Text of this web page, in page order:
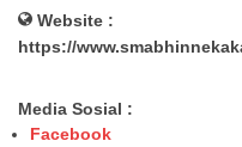
Website :
https://
Media Sosial :
Facebook